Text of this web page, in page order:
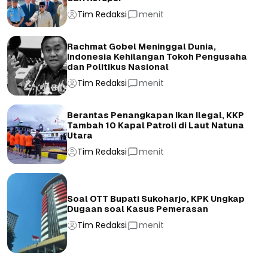
Tim Redaksi menit
Rachmat Gobel Meninggal Dunia,
Indonesia Kehilangan Tokoh Pengusaha
dan Politikus Nasional
Tim Redaksi menit
Berantas Penangkapan Ikan Ilegal, KKP
Tambah 10 Kapal Patroli di Laut Natuna
Utara
Tim Redaksi menit
Soal OTT Bupati Sukoharjo, KPK Ungkap
Dugaan soal Kasus Pemerasan
Tim Redaksi menit